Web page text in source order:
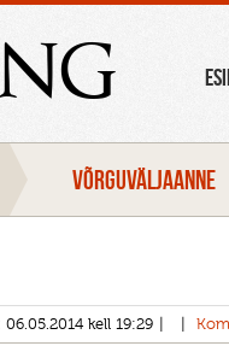
VÕRGUVÄLJAANNE
06.05.2014 kell 19:29